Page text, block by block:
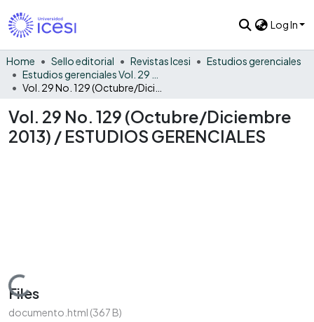
Log In
Home Sello editorial Revistas Icesi
Estudios gerenciales
Vol. 29 No. 129 (Octubre/Diciembre
2013) / ESTUDIOS GERENCIALES
Loading...
Files
documento.html (367 B)